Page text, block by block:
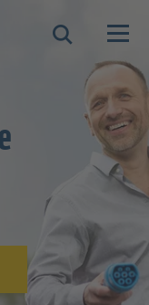
Suche